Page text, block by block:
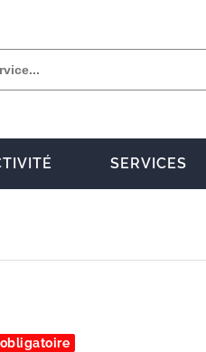
SERVICES